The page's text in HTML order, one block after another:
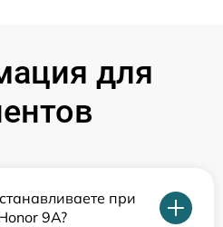
для
при
9A?